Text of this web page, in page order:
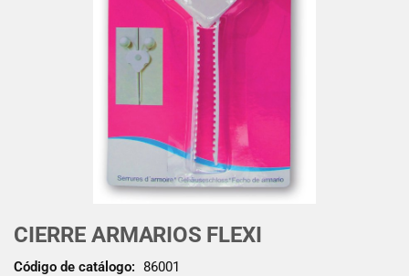
CIERRE ARMARIOS FLEXI
Código de catálogo: 86001